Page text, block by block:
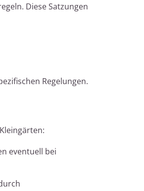
Diese Satzungen
Regelungen.
eventuell bei